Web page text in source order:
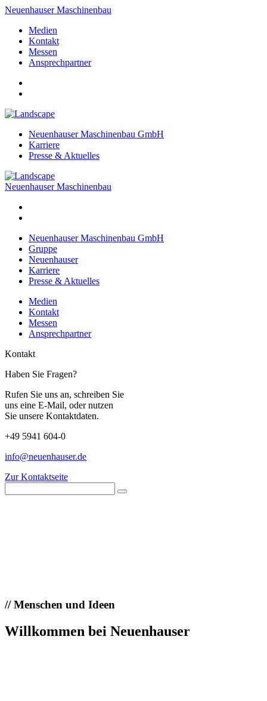
Neuenhauser Maschinenbau
Medien
Kontakt
Messen
Ansprechpartner
Neuenhauser Maschinenbau GmbH
Karriere
Presse & Aktuelles
Neuenhauser Maschinenbau
Neuenhauser Maschinenbau GmbH
Gruppe
Neuenhauser
Karriere
Presse & Aktuelles
Medien
Kontakt
Messen
Ansprechpartner
Kontakt
Haben Sie Fragen?
Rufen Sie uns an, schreiben Sie
uns eine E-Mail, oder nutzen
Sie unsere Kontaktdaten.
+49 5941 604-0
info@neuenhauser.de
Zur Kontaktseite
//Menschen und Ideen
Willkommen bei Neuenhauser